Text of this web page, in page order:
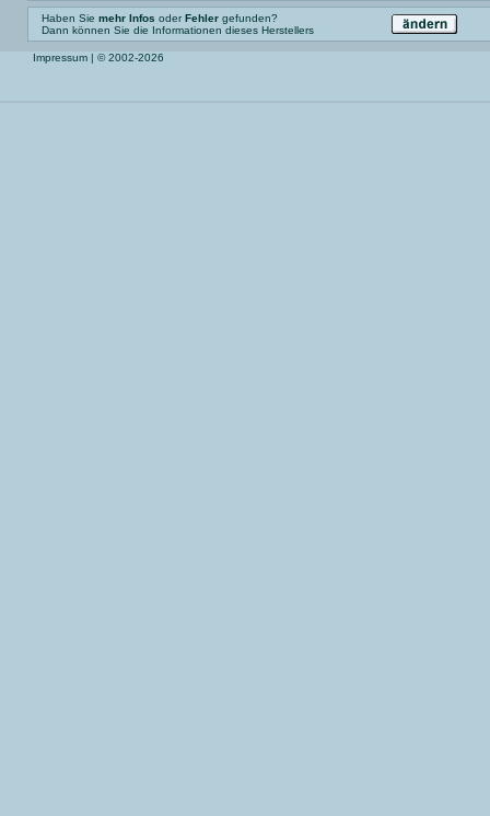
Haben Sie mehr Infos oderFehler gefunden?
Dann können Sie die Informationen dieses Herstellers
Impressum | © 2002-2026